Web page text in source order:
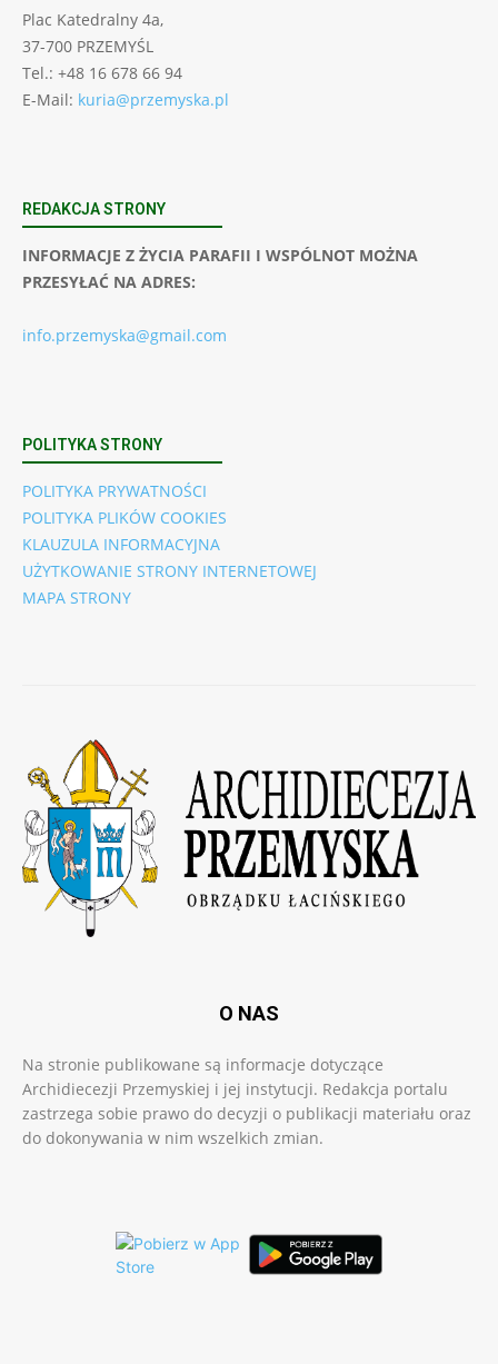
Plac Katedralny 4a,
37-700 PRZEMYŚL
Tel.: +48 16 678 66 94
E-Mail: kuria@przemyska.pl
REDAKCJA STRONY
INFORMACJE Z ŻYCIA PARAFII I WSPÓLNOT MOŻNA
PRZESYŁAĆ NA ADRES:
info.przemyska@gmail.com
POLITYKA STRONY
POLITYKA PRYWATNOŚCI
POLITYKA PLIKÓW COOKIES
KLAUZULA INFORMACYJNA
UŻYTKOWANIE STRONY INTERNETOWEJ
MAPA STRONY
O NAS
Na stronie publikowane są informacje dotyczące
Archidiecezji Przemyskiej i jej instytucji. Redakcja portalu
zastrzega sobie prawo do decyzji o publikacji materiału oraz
do dokonywania w nim wszelkich zmian.